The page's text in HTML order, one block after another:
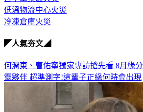
低溫物流中心火災
冷凍倉庫火災
◤人氣夯文◢
何潤東、曹佑寧獨家專訪搶先看 8月緣
靈夥伴 超準測字!這輩子正緣何時會出現